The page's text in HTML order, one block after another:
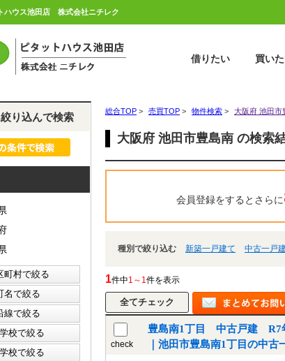
ハウス池田店 株式会社ニチレク
借りたい 買い
総合TOP > 売買TOP > 物件検索 > 大阪府 池田市
大阪府 池田市豊島南 の検索
会員登録をするとさらに
種別で絞り込む 新築一戸建て 中古一戸
1件中1～1件を表示
check
豊島南1丁目 中古戸建 R7
｜池田市豊島南1丁目の中古
り込んで検索